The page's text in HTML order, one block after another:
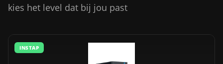
kies het level dat bij jou past
INSTAP